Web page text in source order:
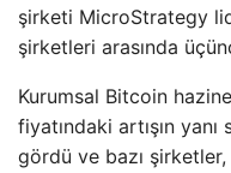
şirketi MicroStrategy
şirketleri arasında
Kurumsal Bitcoin
fiyatındaki artışın
gördü ve bazı şirketler,